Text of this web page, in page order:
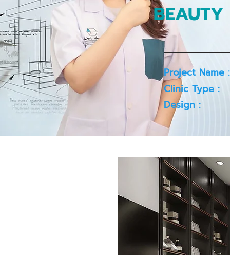
BEAUTY
Project Name :
Clinic Type :
Design :